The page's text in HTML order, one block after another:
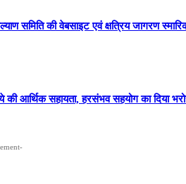
समिति की वेबसाइट एवं क्षत्रिय जागरण
की आर्थिक सहायता, हरसंभव सहयोग का दिया